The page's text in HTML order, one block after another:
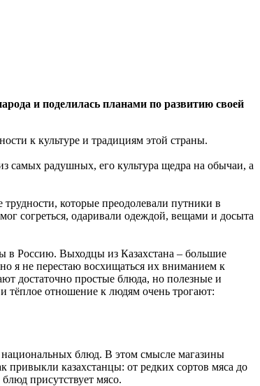
и поделилась планами по развитию своей
к культуре и традициям этой страны.
самых радушных, его культура щедра на обычаи, а
которые преодолевали путники в
согреться, одаривали одеждой, вещами и досыта
в Россию. Выходцы из Казахстана – большие
я не перестаю восхищаться их вниманием к
достаточно простые блюда, но полезные и
тёплое отношение к людям очень трогают:
блюд. В этом смысле магазины
привыкли казахстанцы: от редких сортов мяса до
присутствует мясо.